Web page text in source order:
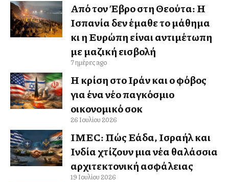
Από τον Έβρο στη Θεούτα: Η
Ισπανία δεν έμαθε το μάθημα
κι η Ευρώπη είναι αντιμέτωπη
με μαζική εισβολή
7 ημέρες ago
Η κρίση στο Ιράν και ο φόβος
για ένα νέο παγκόσμιο
οικονομικό σοκ
26 Ιουλίου 2026
IMEC: Πώς Ελλάδα, Ισραήλ και
Ινδία χτίζουν μια νέα θαλάσσια
αρχιτεκτονική ασφάλειας
19 Ιουλίου 2026